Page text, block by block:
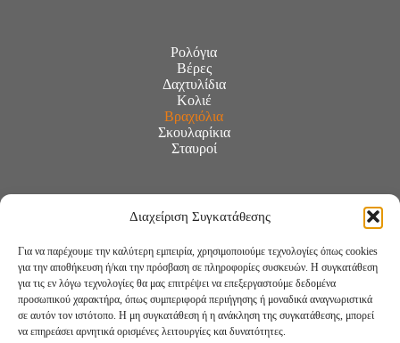
Διαχείριση Συγκατάθεσης
Για να παρέχουμε την καλύτερη εμπειρία, χρησιμοποιούμε τεχνολογίες όπως cookies
για την αποθήκευση ή/και την πρόσβαση σε πληροφορίες συσκευών. Η συγκατάθεση
για τις εν λόγω τεχνολογίες θα μας επιτρέψει να επεξεργαστούμε δεδομένα
προσωπικού χαρακτήρα, όπως συμπεριφορά περιήγησης ή μοναδικά αναγνωριστικά
σε αυτόν τον ιστότοπο. Η μη συγκατάθεση ή η ανάκληση της συγκατάθεσης, μπορεί
να επηρεάσει αρνητικά ορισμένες λειτουργίες και δυνατότητες.
Ρολόγια
Βέρες
Δαχτυλίδια
Κολιέ
Βραχιόλια
Σκουλαρίκια
Σταυροί